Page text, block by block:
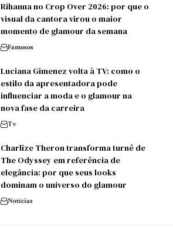
Rihanna no Crop Over 2026: por que o
visual da cantora virou o maior
momento de glamour da semana
Famosos
Luciana Gimenez volta à TV: como o
estilo da apresentadora pode
influenciar a moda e o glamour na
nova fase da carreira
Tv
Charlize Theron transforma turnê de
The Odyssey em referência de
elegância: por que seus looks
dominam o universo do glamour
Notícias